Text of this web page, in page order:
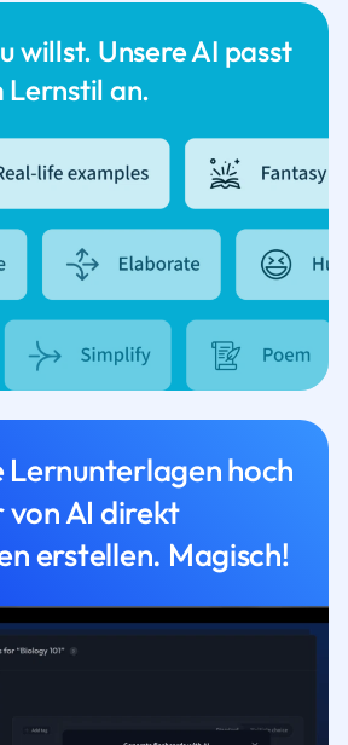
willst. Unsere AI passt
Lernstil an.
Lernunterlagen hoch
von AI direkt
erstellen. Magisch!